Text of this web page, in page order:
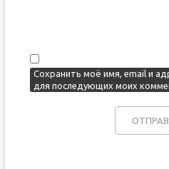
Сохранить моё имя, email и
для последующих моих